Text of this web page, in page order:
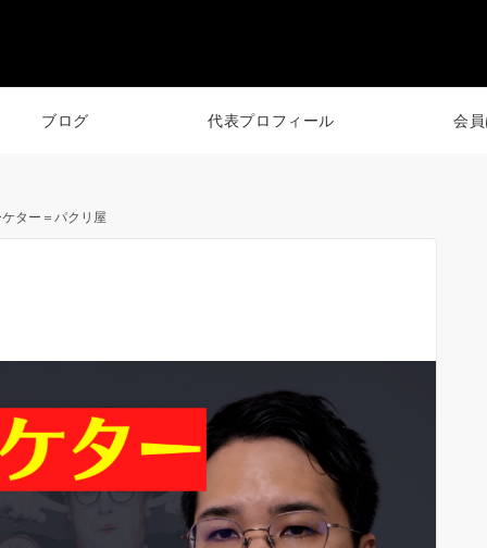
ブログ 代表プロフィール 会
ター＝パクリ屋